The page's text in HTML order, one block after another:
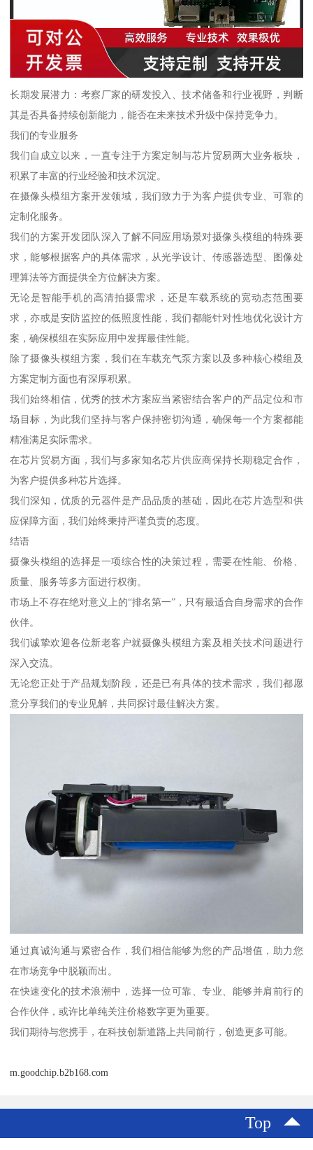
长期发展潜力：考察厂家的研发投入、技术储备和行业视野，判断
其是否具备持续创新能力，能否在未来技术升级中保持竞争力。
我们的专业服务
我们自成立以来，一直专注于方案定制与芯片贸易两大业务板块，
积累了丰富的行业经验和技术沉淀。
在摄像头模组方案开发领域，我们致力于为客户提供专业、可靠的
定制化服务。
我们的方案开发团队深入了解不同应用场景对摄像头模组的特殊要
求，能够根据客户的具体需求，从光学设计、传感器选型、图像处
理算法等方面提供全方位解决方案。
无论是智能手机的高清拍摄需求，还是车载系统的宽动态范围要
求，亦或是安防监控的低照度性能，我们都能针对性地优化设计方
案，确保模组在实际应用中发挥最佳性能。
除了摄像头模组方案，我们在车载充气泵方案以及多种核心模组及
方案定制方面也有深厚积累。
我们始终相信，优秀的技术方案应当紧密结合客户的产品定位和市
场目标，为此我们坚持与客户保持密切沟通，确保每一个方案都能
精准满足实际需求。
在芯片贸易方面，我们与多家知名芯片供应商保持长期稳定合作，
为客户提供多种芯片选择。
我们深知，优质的元器件是产品品质的基础，因此在芯片选型和供
应保障方面，我们始终秉持严谨负责的态度。
结语
摄像头模组的选择是一项综合性的决策过程，需要在性能、价格、
质量、服务等多方面进行权衡。
市场上不存在绝对意义上的“排名第一”，只有最适合自身需求的合作
伙伴。
我们诚挚欢迎各位新老客户就摄像头模组方案及相关技术问题进行
深入交流。
无论您正处于产品规划阶段，还是已有具体的技术需求，我们都愿
意分享我们的专业见解，共同探讨最佳解决方案。
通过真诚沟通与紧密合作，我们相信能够为您的产品增值，助力您
在市场竞争中脱颖而出。
在快速变化的技术浪潮中，选择一位可靠、专业、能够并肩前行的
合作伙伴，或许比单纯关注价格数字更为重要。
我们期待与您携手，在科技创新道路上共同前行，创造更多可能。
m.goodchip.b2b168.com
Top